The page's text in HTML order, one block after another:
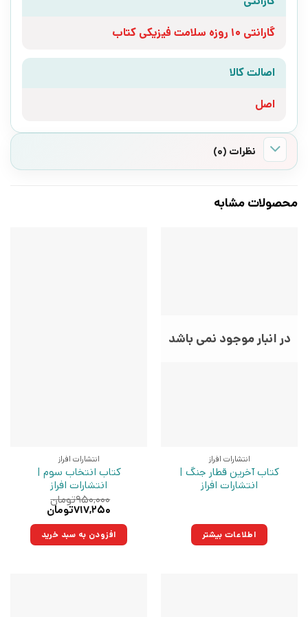
گارانتی 10 روزه سلامت فیزیکی کتاب
اصالت کالا
اصل
نظرات (0)
محصولات مشابه
در انبار موجود نمی باشد
انتشارات افراز
کتاب آخرین قطار جنگ |
انتشارات افراز
اطلاعات بیشتر
انتشارات افراز
کتاب انتخاب سوم |
انتشارات افراز
۹۵۰,۰۰۰تومان
قیمت
۹۵۰,۰۰۰تومان
بود.
۷۱۷,۲۵۰تومان
۷۱۷,۲۵۰تومان.افزودن به سبد خرید